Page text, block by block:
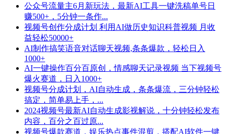
公众号流量主6月新玩法，最新AI工具一键洗稿单号日
赚500+，5分钟一条作...
视频号创作分成计划 利用AI做历史知识科普视频 月收
益轻松50000+
AI制作搞笑语音对话聊天视频,条条爆款，轻松日入
1000+
AI一键操作百分百原创，情感聊天记录视频 当下视频号
爆火赛道，日入1000+
视频号分成计划，AI自动生成，条条爆流，三分钟轻松
搞定，简单易上手，...
2024视频号最新AI自动生成影视解说，十分钟轻松发布
内容，百分之百过原...
视频号爆款赛道，娱乐热点事件混剪，搭配AI软件一键